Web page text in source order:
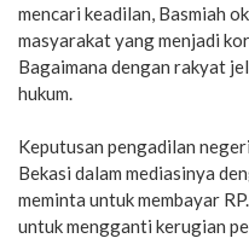
mencari keadilan, Basmiah
masyarakat yang menjadi
Bagaimana dengan rakyat
hukum.
Keputusan pengadilan
Bekasi dalam mediasinya
meminta untuk membayar
untuk mengganti kerugian